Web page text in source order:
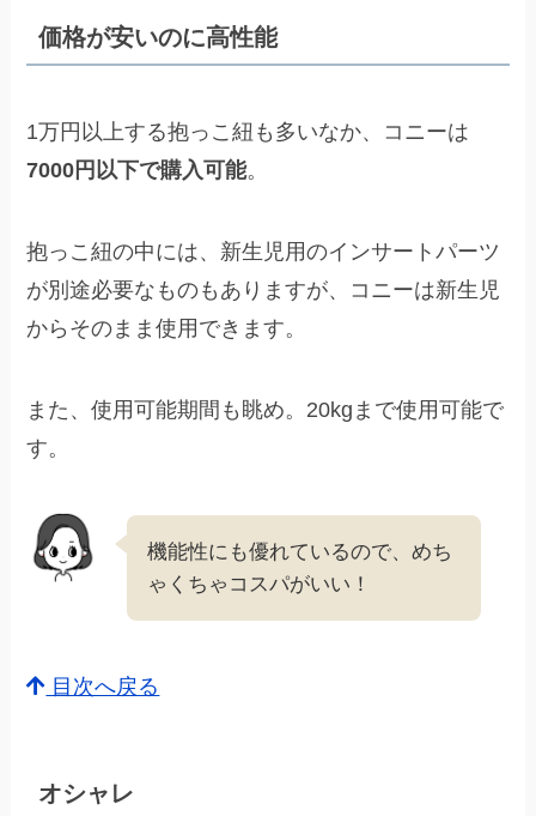
価格が安いのに高性能
1万円以上する抱っこ紐も多いなか、コニーは
7000円以下で購入可能。
抱っこ紐の中には、新生児用のインサートパーツ
が別途必要なものもありますが、コニーは新生児
からそのまま使用できます。
また、使用可能期間も眺め。20kgまで使用可能で
す。
機能性にも優れているので、めち
ゃくちゃコスパがいい！
目次へ戻る
オシャレ